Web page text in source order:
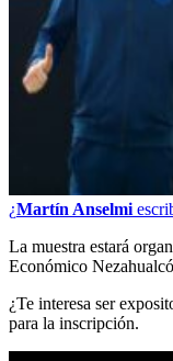
¿Martín Anselmi
La muestra estará
Económico
¿Te interesa ser
para la inscripción.